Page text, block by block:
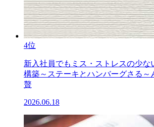
4位
新入社員でもミス・ストレスの少な
構築～ステーキとハンバーグさる～
贅
2026.06.18